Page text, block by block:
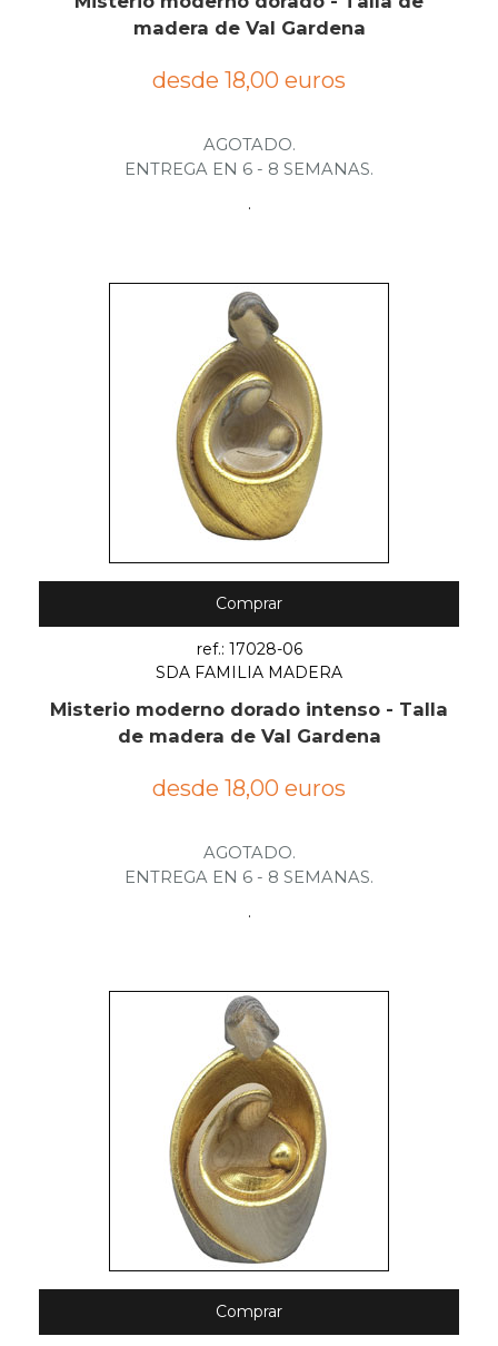
madera de Val Gardena
desde 18,00 euros
AGOTADO.
ENTREGA EN 6 - 8 SEMANAS.
.
Comprar
ref.: 17028-06
SDA FAMILIA MADERA
Misterio moderno dorado intenso - Talla
de madera de Val Gardena
desde 18,00 euros
AGOTADO.
ENTREGA EN 6 - 8 SEMANAS.
.
Comprar